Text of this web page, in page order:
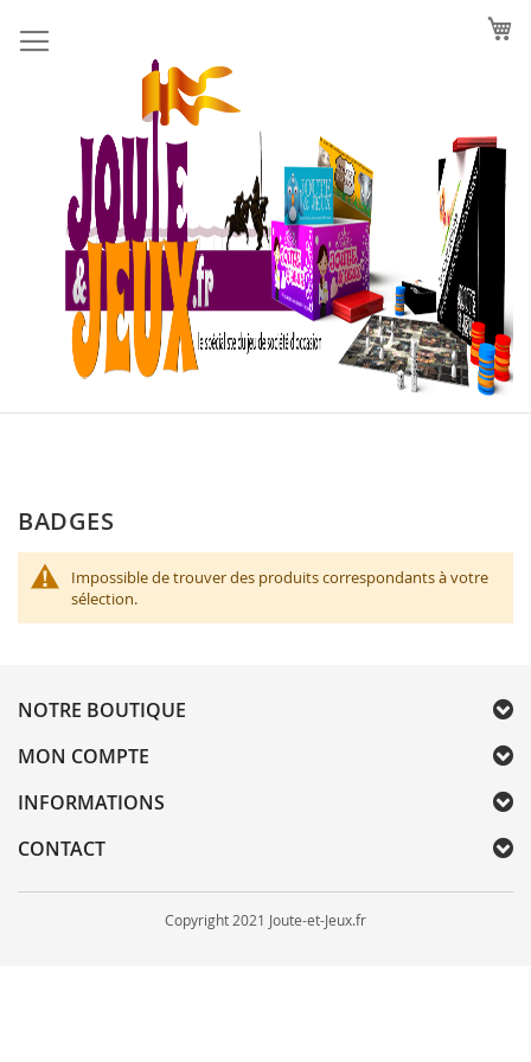
au
contenu
BADGES
Impossible de trouver des produits correspondants à votre
sélection.
NOTRE BOUTIQUE
MON COMPTE
INFORMATIONS
CONTACT
Copyright 2021 Joute-et-Jeux.fr